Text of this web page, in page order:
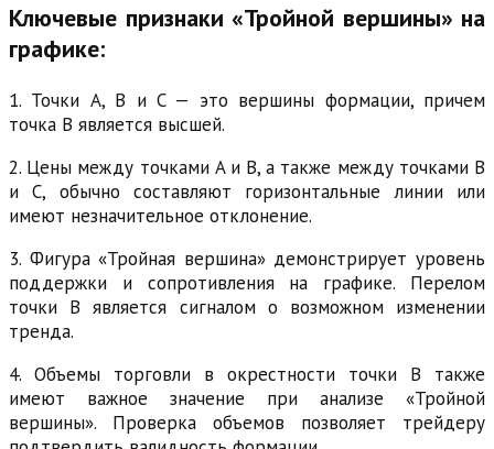
Ключевые признаки «Тройной вершины» на
графике:
1. Точки A, B и C — это вершины формации, причем
точка B является высшей.
2. Цены между точками A и B, а также между точками B
и C, обычно составляют горизонтальные линии или
имеют незначительное отклонение.
3. Фигура «Тройная вершина» демонстрирует уровень
поддержки и сопротивления на графике. Перелом
точки B является сигналом о возможном изменении
тренда.
4. Объемы торговли в окрестности точки B также
имеют важное значение при анализе «Тройной
вершины». Проверка объемов позволяет трейдеру